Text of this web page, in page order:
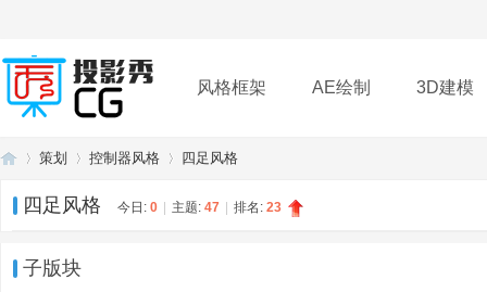
风格框架 AE绘制 3D建模
插件 帮助 下载
策划 控制器风格 四足风格
四足风格 今日: 0 主题: 47 排名: 23
子版块